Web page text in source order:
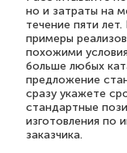
но и затраты на
течение пяти
примеры
похожими
больше любых
предложение
сразу укажете
стандартные
изготовления по
заказчика.